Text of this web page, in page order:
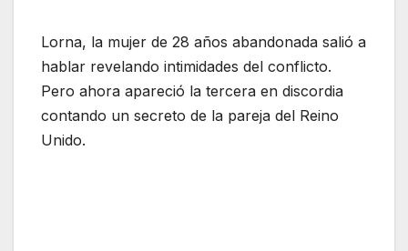
Lorna, la mujer de 28 años abandonada salió a
hablar revelando intimidades del conflicto.
Pero ahora apareció la tercera en discordia
contando un secreto de la pareja del Reino
Unido.